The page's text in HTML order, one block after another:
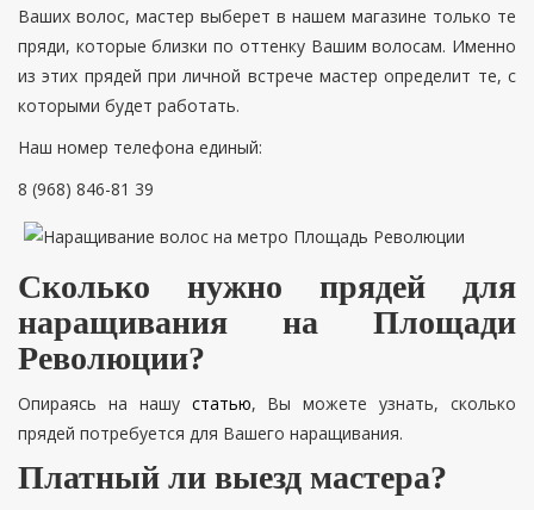
Ваших волос, мастер выберет в нашем магазине только те
пряди, которые близки по оттенку Вашим волосам. Именно
из этих прядей при личной встрече мастер определит те, с
которыми будет работать.
Наш номер телефона единый:
8 (968) 846-81 39
Сколько нужно прядей для
наращивания на Площади
Революции?
Опираясь на нашу статью, Вы можете узнать, сколько
прядей потребуется для Вашего наращивания.
Платный ли выезд мастера?